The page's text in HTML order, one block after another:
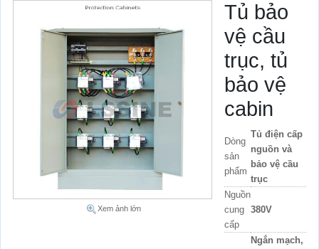
Xem ảnh lớn
Tủ bảo
vệ cầu
trục, tủ
bảo vệ
cabin
Dòng
sản
phẩm
Tủ điện cấp
nguồn và
bảo vệ cầu
trục
Nguồn
cung
cấp
380V
Ngắn mạch,